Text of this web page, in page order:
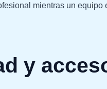
mientras un
y